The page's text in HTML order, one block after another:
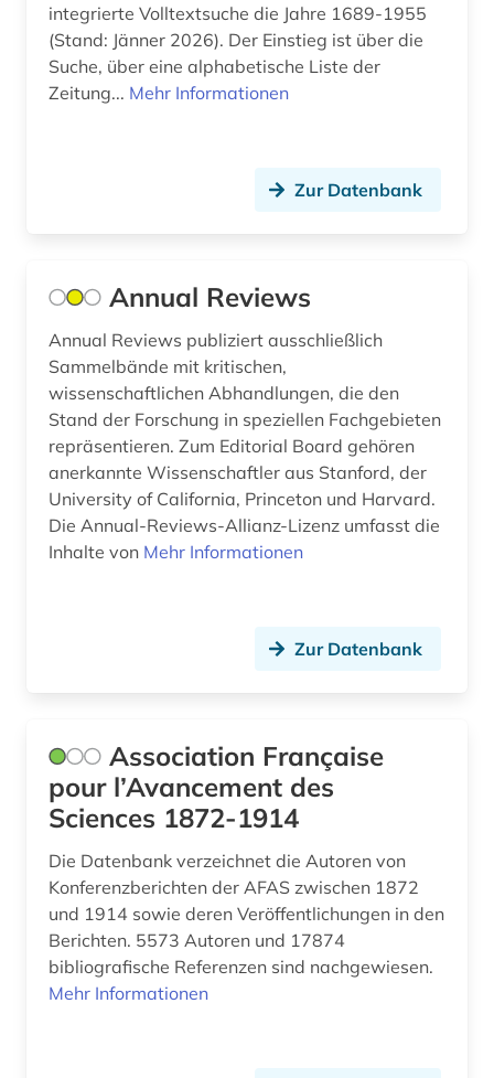
technik (8)
technologie (1)
umwelt (1)
verhaltenswissenschaften (1)
verkehrsforschung (1)
verkehrswissenschaft (1)
verwaltungswissenschaft (1)
walter de gruyter (1)
werkstoffkunde (1)
wirtschaft (1)
wirtschaftsinformation (1)
wirtschaftswissenschaften (6)
wissenschaftliche zeitschrift (2)
wissenschaftlicher text (1)
wissenschaftsentwicklung (1)
wörterbuch (2)
zeitschrift (4)
integrierte Volltextsuche die Jahre 1689-1955
(Stand: Jänner 2026). Der Einstieg ist über die
Suche, über eine alphabetische Liste der
Zeitung... Mehr Informationen
Zur Datenbank
Annual Reviews
Annual Reviews publiziert ausschließlich
Sammelbände mit kritischen,
wissenschaftlichen Abhandlungen, die den
Stand der Forschung in speziellen Fachgebieten
repräsentieren. Zum Editorial Board gehören
anerkannte Wissenschaftler aus Stanford, der
University of California, Princeton und Harvard.
Die Annual-Reviews-Allianz-Lizenz umfasst die
Inhalte von Mehr Informationen
Zur Datenbank
Association Française
pour l’Avancement des
Sciences 1872-1914
Die Datenbank verzeichnet die Autoren von
Konferenzberichten der AFAS zwischen 1872
und 1914 sowie deren Veröffentlichungen in den
Berichten. 5573 Autoren und 17874
bibliografische Referenzen sind nachgewiesen.
Mehr Informationen